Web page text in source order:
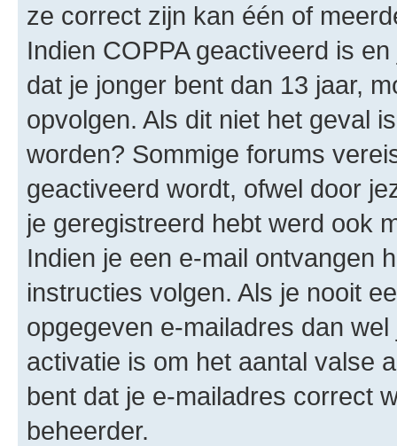
ze correct zijn kan één of
Indien COPPA geactiveerd is
dat je jonger bent dan 13 jaar,
opvolgen. Als dit niet het geval
worden? Sommige forums
geactiveerd wordt, ofwel door
je geregistreerd hebt werd ook
Indien je een e-mail ontvangen
instructies volgen. Als je nooit
opgegeven e-mailadres dan
activatie is om het aantal valse
bent dat je e-mailadres correct
beheerder.